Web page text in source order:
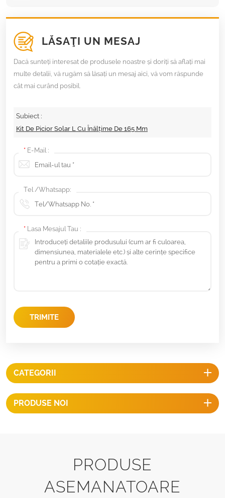
LĂSAŢI UN MESAJ
Dacă sunteți interesat de produsele noastre și doriți să aflați mai
multe detalii, vă rugăm să lăsați un mesaj aici, vă vom răspunde
cât mai curând posibil.
Subiect :
Kit De Picior Solar L Cu Înălțime De 165 Mm
* E-Mail :
Tel /Whatsapp:
* Lasa Mesajul Tau :
TRIMITE
CATEGORII
PRODUSE NOI
PRODUSE
ASEMANATOARE